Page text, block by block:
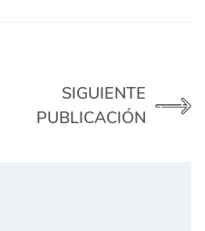
SIGUIENTE
PUBLICACIÓN